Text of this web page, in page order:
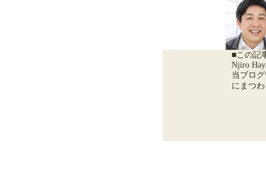
■この記
Njiro
当ブロ
にまつ